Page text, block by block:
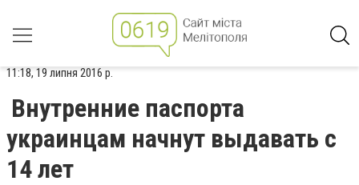
11:18, 19 липня 2016 р.
Внутренние паспорта
украинцам начнут выдавать с
14 лет